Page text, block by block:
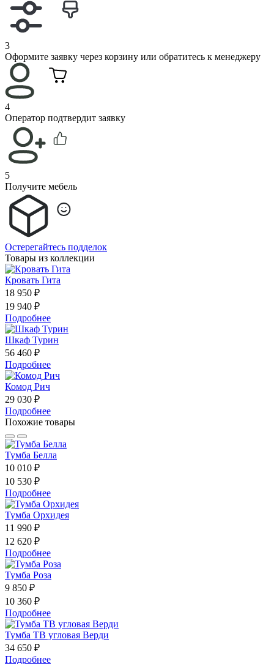
3
Оформите заявку через корзину или обратитесь к менеджеру
4
Оператор подтвердит заявку
5
Получите мебель
Остерегайтесь подделок
Товары из коллекции
Кровать Гита
18 950 ₽
19 940 ₽
Подробнее
Шкаф Турин
56 460 ₽
Подробнее
Комод Рич
29 030 ₽
Подробнее
Похожие товары
Тумба Белла
10 010 ₽
10 530 ₽
Подробнее
Тумба Орхидея
11 990 ₽
12 620 ₽
Подробнее
Тумба Роза
9 850 ₽
10 360 ₽
Подробнее
Тумба ТВ угловая Верди
34 650 ₽
Подробнее